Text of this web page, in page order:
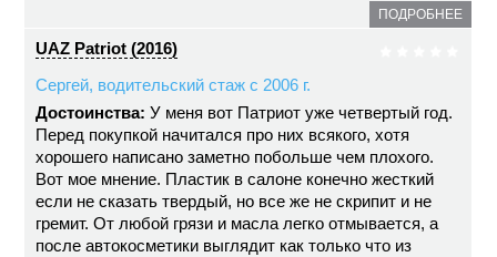
ПОДРОБНЕЕ
UAZ Patriot (2016)
Сергей, водительский стаж с 2006 г.
Достоинства: У меня вот Патриот уже четвертый год.
Перед покупкой начитался про них всякого, хотя
хорошего написано заметно побольше чем плохого.
Вот мое мнение. Пластик в салоне конечно жесткий
если не сказать твердый, но все же не скрипит и не
гремит. От любой грязи и масла легко отмывается, а
после автокосметики выглядит как только что из